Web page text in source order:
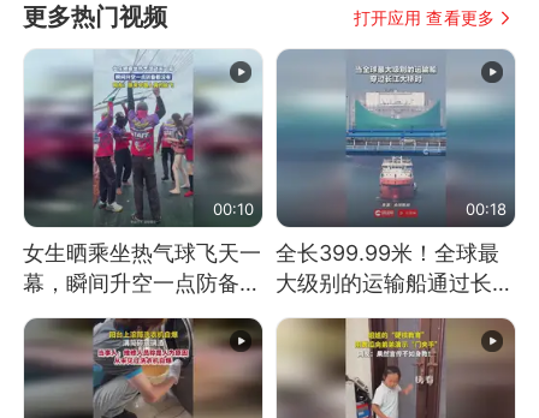
更多热门视频 打开应用 查看更多
00:10
女生晒乘坐热气球飞天一
幕，瞬间升空一点防备都
没有
00:18
全长399.99米！全球最
大级别的运输船通过长江
大桥这一幕，太震撼了！